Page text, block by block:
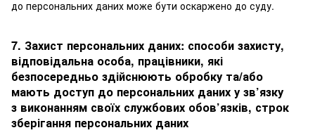
до персональних даних може бути оскаржено до суду.
7. Захист персональних даних: способи захисту,
відповідальна особа, працівники, які
безпосередньо здійснюють обробку та/або
мають доступ до персональних даних у зв’язку
з виконанням своїх службових обов’язків, строк
зберігання персональних даних